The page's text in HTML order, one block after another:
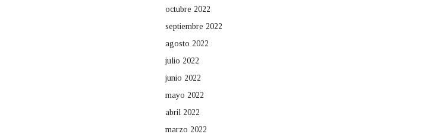
octubre 2022
septiembre 2022
agosto 2022
julio 2022
junio 2022
mayo 2022
abril 2022
marzo 2022